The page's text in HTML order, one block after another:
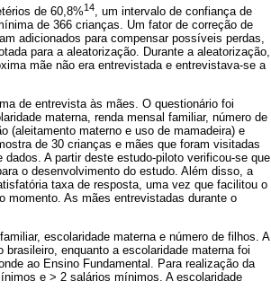
de 60,8%14, um intervalo de confiança de
de 366 crianças. Um fator de correção de
adicionados para compensar possíveis perdas,
para a aleatorização. Durante a aleatorização,
mãe não era entrevistada e entrevistava-se a
de entrevista às mães. O questionário foi
materna, renda mensal familiar, número de
(aleitamento materno e uso de mamadeira) e
de 30 crianças e mães que foram visitadas
A partir deste estudo-piloto verificou-se que
o desenvolvimento do estudo. Além disso, a
taxa de resposta, uma vez que facilitou o
momento. As mães entrevistadas durante o
escolaridade materna e número de filhos. A
enquanto a escolaridade materna foi
ao Ensino Fundamental. Para realização da
e > 2 salários mínimos. A escolaridade